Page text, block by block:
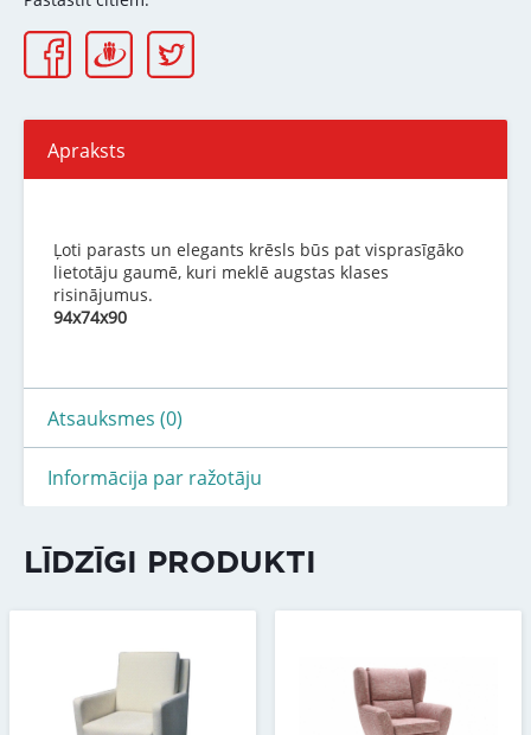
Apraksts
Ļoti parasts un elegants krēsls būs pat visprasīgāko
lietotāju gaumē, kuri meklē augstas klases
risinājumus.
94x74x90
Atsauksmes (0)
Informācija par ražotāju
LĪDZĪGI PRODUKTI